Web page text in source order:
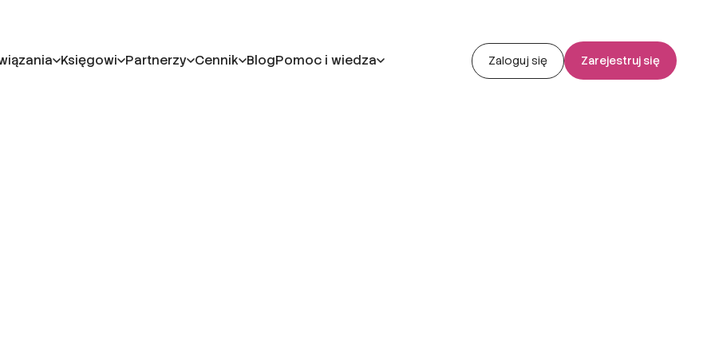
Księgowi Partnerzy Cennik BlogPomoc i wiedza Zaloguj się Zarejestruj się